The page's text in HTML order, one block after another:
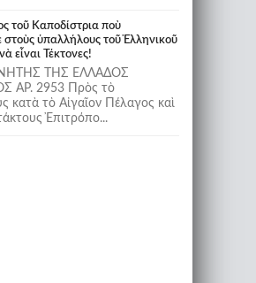
τοῦ Καποδίστρια ποὺ
στοὺς ὑπαλλήλους τοῦ Ἑλληνικοῦ
εἶναι Τέκτονες!
ΤΗΣ ΕΛΛΑΔΟΣ
ΑΡ. 2953 Πρὸς τὸ
κατὰ τὸ Αἰγαῖον Πέλαγος καὶ
Ἐπιτρόπο...